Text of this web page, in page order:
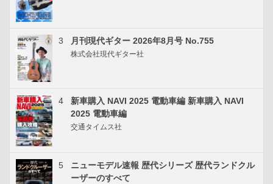
3 月刊現代ギター 2026年8月号 No.755
株式会社現代ギター社
4
新車購入 NAVI 2025 電動車編 新車購入 NAVI
2025 電動車編
交通タイムス社
5
ニューモデル速報 歴代シリーズ 歴代ランドクル
ーザーのすべて